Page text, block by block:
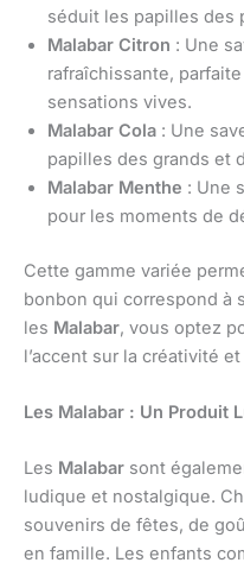
séduit les papilles des
Malabar Citron : Une
rafraîchissante,
sensations vives.
Malabar Cola : Une
papilles des grands et
Malabar Menthe : Une
pour les moments de
Cette gamme variée
bonbon qui correspond à
les Malabar, vous optez
l’accent sur la créativité
Les Malabar : Un Produit
Les Malabar sont
ludique et nostalgique.
souvenirs de fêtes, de
en famille. Les enfants